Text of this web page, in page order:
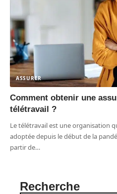
ASSURER
Comment obtenir une
télétravail ?
Le télétravail est une organisation
adoptée depuis le début de la
partir de…
Recherche